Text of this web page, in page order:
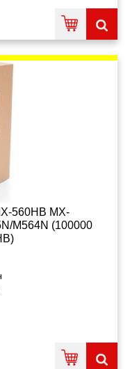
560HB MX-
M564N (100000